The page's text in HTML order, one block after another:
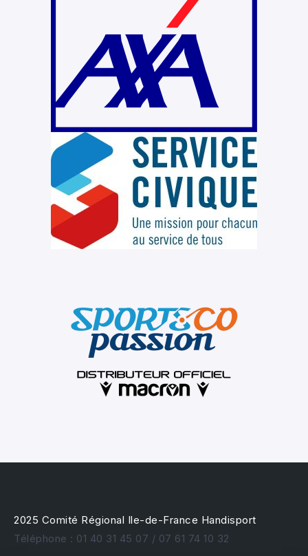
2025 Comité Régional Ile-de-France Handisport
Téléphone : 01 40 31 45 07 / 07 61 74 10 32